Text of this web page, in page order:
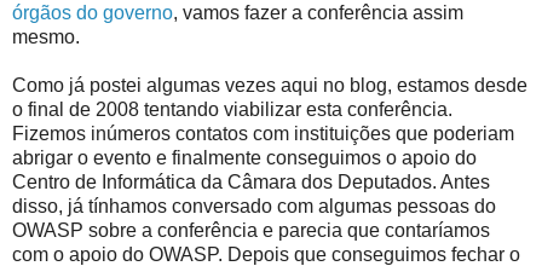
órgãos do governo, vamos fazer a conferência assim
mesmo.
Como já postei algumas vezes aqui no blog, estamos desde
o final de 2008 tentando viabilizar esta conferência.
Fizemos inúmeros contatos com instituições que poderiam
abrigar o evento e finalmente conseguimos o apoio do
Centro de Informática da Câmara dos Deputados. Antes
disso, já tínhamos conversado com algumas pessoas do
OWASP sobre a conferência e parecia que contaríamos
com o apoio do OWASP. Depois que conseguimos fechar o